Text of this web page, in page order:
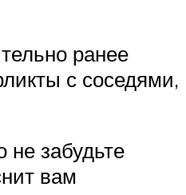
ранее
с соседями,
не забудьте
вам